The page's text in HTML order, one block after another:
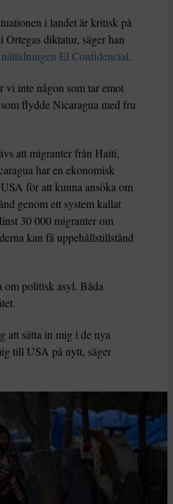
i landet är kritisk på
diktatur, säger han
El Confidencial.
inte någon som tar emot
flydde Nicaragua med fru
att migranter från Haiti,
har en ekonomisk
för att kunna ansöka om
genom ett system kallat
30 000 migranter om
kan få uppehållstillstånd
om politisk asyl. Båda
att sätta in mig i de nya
till USA på nytt, säger